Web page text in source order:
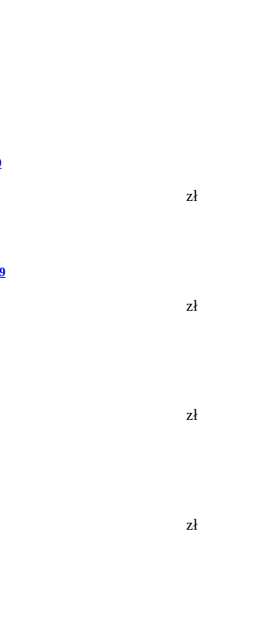
zł
zł
zł
zł